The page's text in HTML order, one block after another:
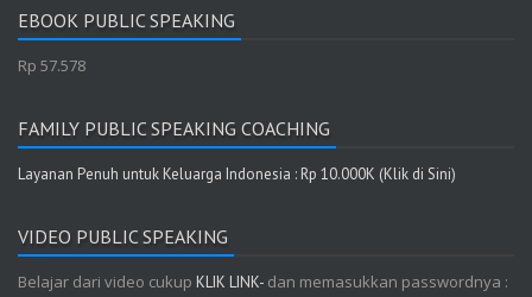
EBOOK PUBLIC SPEAKING
Rp 57.578
FAMILY PUBLIC SPEAKING COACHING
Layanan Penuh untuk Keluarga Indonesia : Rp 10.000K (Klik di Sini)
VIDEO PUBLIC SPEAKING
Belajar dari video cukup KLIK LINK- dan memasukkan passwordnya :